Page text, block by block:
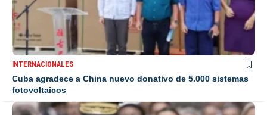
INTERNACIONALES
Cuba agradece a China nuevo donativo de 5.000 sistemas
fotovoltaicos